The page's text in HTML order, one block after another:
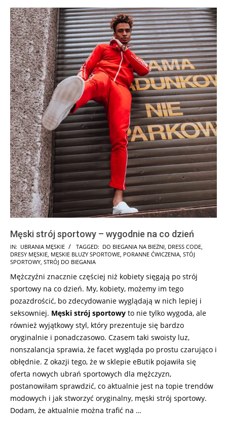
Męski strój sportowy – wygodnie na co dzień
2025-
07-
IN: UBRANIA MĘSKIE TAGGED: DO BIEGANIA NA BIEŻNI DRESS CODE
DRESY MĘSKIE MĘSKIE BLUZY SPORTOWE PORANNE ĆWICZENIA STÓJ
SPORTOWY STRÓJ DO BIEGANIA
Mężczyźni znacznie częściej niż kobiety sięgają po strój
sportowy na co dzień. My, kobiety, możemy im tego
pozazdrościć, bo zdecydowanie wyglądają w nich lepiej i
seksowniej. Męski strój sportowy to nie tylko wygoda, ale
również wyjątkowy styl, który prezentuje się bardzo
oryginalnie i ponadczasowo. Czasem taki swoisty luz,
nonszalancja sprawia, że facet wygląda po prostu czarująco i
obłędnie. Z okazji tego, że w sklepie eButik pojawiła się
oferta nowych ubrań sportowych dla mężczyzn,
postanowiłam sprawdzić, co aktualnie jest na topie trendów
modowych i jak stworzyć oryginalny, męski strój sportowy.
Dodam, że aktualnie można trafić na …